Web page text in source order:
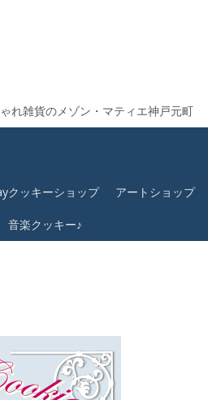
れ雑貨のメゾン・マティエ神戸元町
クッキーショップ アートショップ
音楽クッキー♪